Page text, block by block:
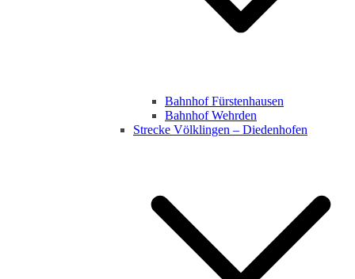
Bahnhof Fürstenhausen
Bahnhof Wehrden
Strecke Völklingen – Diedenhofen